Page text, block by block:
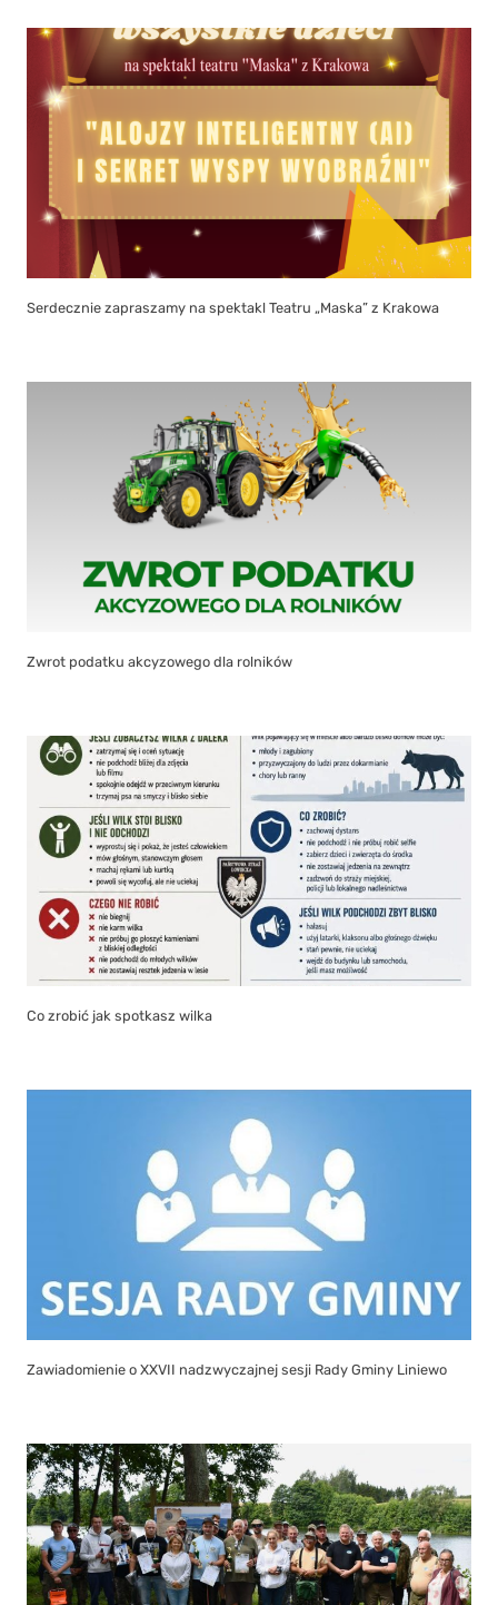
Serdecznie zapraszamy na spektakl Teatru „Maska” z Krakowa
Zwrot podatku akcyzowego dla rolników
Co zrobić jak spotkasz wilka
Zawiadomienie o XXVII nadzwyczajnej sesji Rady Gminy Liniewo